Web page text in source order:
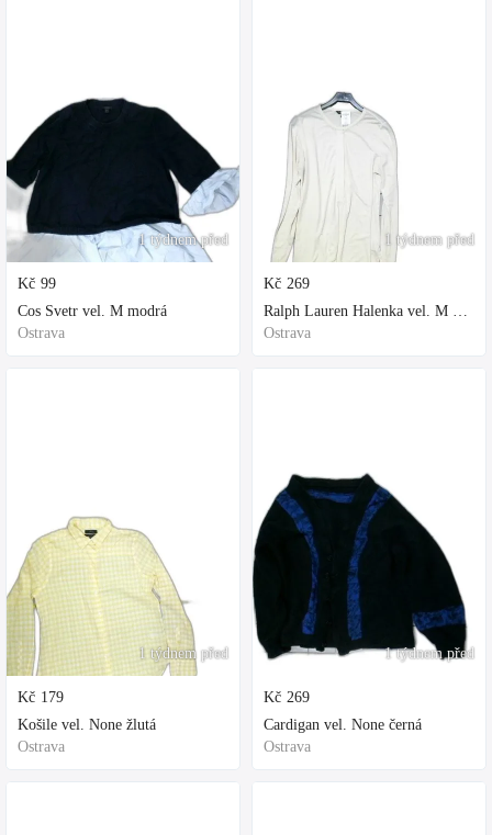
1 týdnem před
Kč 99
Cos Svetr vel. M modrá
Ostrava
1 týdnem před
Kč 179
Košile vel. None žlutá
Ostrava
1 týdnem před
Kč 269
Ralph Lauren Halenka vel. M bílá
Ostrava
1 týdnem před
Kč 269
Cardigan vel. None černá
Ostrava